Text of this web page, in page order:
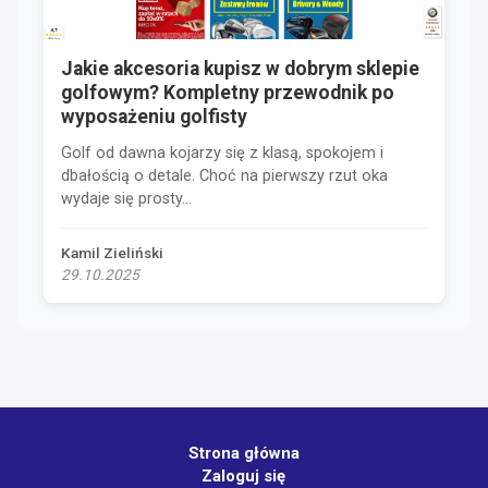
Jakie akcesoria kupisz w dobrym sklepie
golfowym? Kompletny przewodnik po
wyposażeniu golfisty
Golf od dawna kojarzy się z klasą, spokojem i
dbałością o detale. Choć na pierwszy rzut oka
wydaje się prosty...
Kamil Zieliński
29.10.2025
Strona główna
Zaloguj się